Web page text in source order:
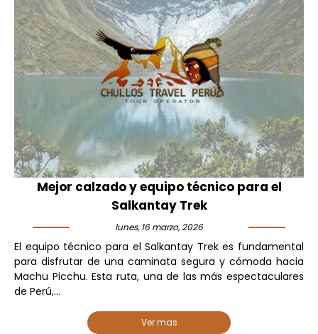
Mejor calzado y equipo técnico para el
Salkantay Trek
lunes, 16 marzo, 2026
El equipo técnico para el Salkantay Trek es fundamental
para disfrutar de una caminata segura y cómoda hacia
Machu Picchu. Esta ruta, una de las más espectaculares
de Perú,...
Ver mas